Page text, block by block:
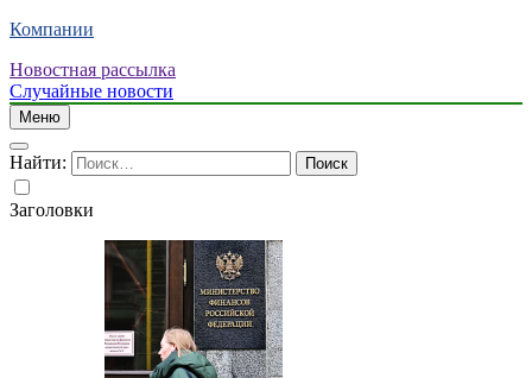
Компании
Новостная рассылка
Случайные новости
Меню
Найти:
Заголовки